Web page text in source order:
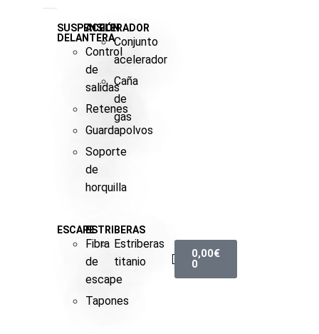
SUSPENSIÓN
DELANTERA
Control
de
salidas
Retenes
Guardapolvos
Soporte
de
horquilla
ACELERADOR
Conjunto
acelerador
Caña
de
gas
ESCAPE
Fibra
de
escape
Tapones
ESTRIBERAS
Estriberas
titanio
0,00€
0